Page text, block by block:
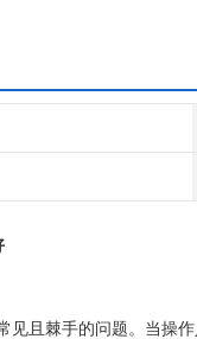
见且棘手的问题。当操